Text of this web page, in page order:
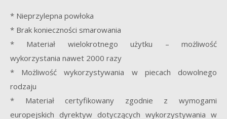
* Nieprzylepna powłoka
* Brak konieczności smarowania
* Materiał wielokrotnego użytku – możliwość
wykorzystania nawet 2000 razy
* Możliwość wykorzystywania w piecach dowolnego
rodzaju
* Materiał certyfikowany zgodnie z wymogami
europejskich dyrektyw dotyczących wykorzystywania w